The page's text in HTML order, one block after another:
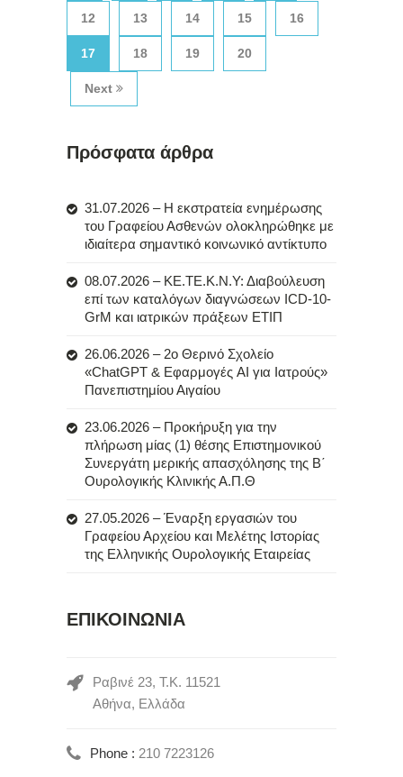
12 13 14 15 16
17 18 19 20
Next
Πρόσφατα άρθρα
31.07.2026 – Η εκστρατεία ενημέρωσης
του Γραφείου Ασθενών ολοκληρώθηκε με
ιδιαίτερα σημαντικό κοινωνικό αντίκτυπο
08.07.2026 – ΚΕ.ΤΕ.Κ.Ν.Υ: Διαβούλευση
επί των καταλόγων διαγνώσεων ICD-10-
GrM και ιατρικών πράξεων ΕΤΙΠ
26.06.2026 – 2ο Θερινό Σχολείο
«ChatGPT & Εφαρμογές AI για Ιατρούς»
Πανεπιστημίου Αιγαίου
23.06.2026 – Προκήρυξη για την
πλήρωση μίας (1) θέσης Επιστημονικού
Συνεργάτη μερικής απασχόλησης της Β΄
Ουρολογικής Κλινικής Α.Π.Θ
27.05.2026 – Έναρξη εργασιών του
Γραφείου Αρχείου και Μελέτης Ιστορίας
της Ελληνικής Ουρολογικής Εταιρείας
ΕΠΙΚΟΙΝΩΝΙΑ
Ραβινέ 23, Τ.Κ. 11521
Αθήνα, Ελλάδα
Phone : 210 7223126